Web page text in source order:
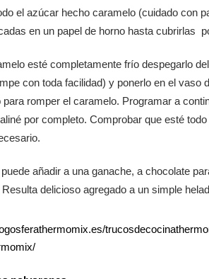
el azúcar hecho caramelo (cuidado con
en un papel de horno hasta cubrirlas
esté completamente frío despegarlo
con toda facilidad) y ponerlo en el vaso
para romper el caramelo. Programar a
por completo. Comprobar que esté
añadir a una ganache, a chocolate
delicioso agregado a un simple